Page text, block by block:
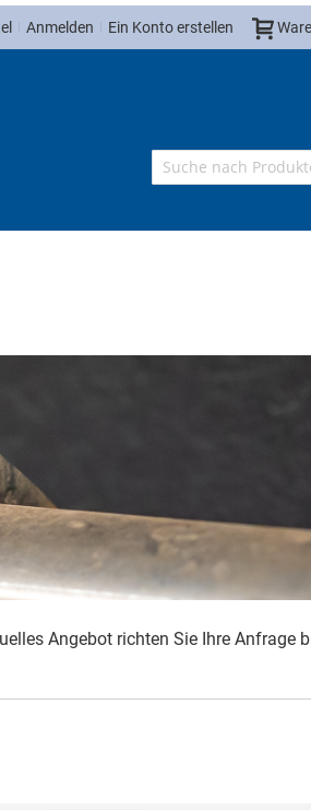
Anmelden Ein Konto erstellen
Angebot richten Sie Ihre Anfrage